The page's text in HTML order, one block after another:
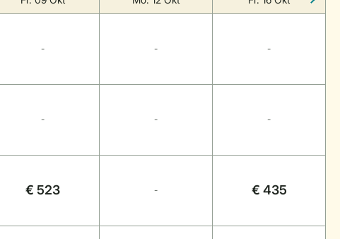
- - -
- - -
€ 523 - € 435